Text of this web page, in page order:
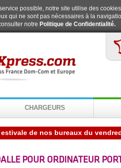
possible, notre site utilise des
qui ne sont pas nécessaires à la
notre Politique de Confidentialité.
CHARGEURS
POUR ORDINATEUR